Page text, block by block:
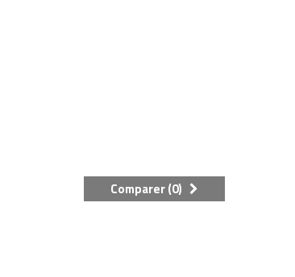
Comparer (0)